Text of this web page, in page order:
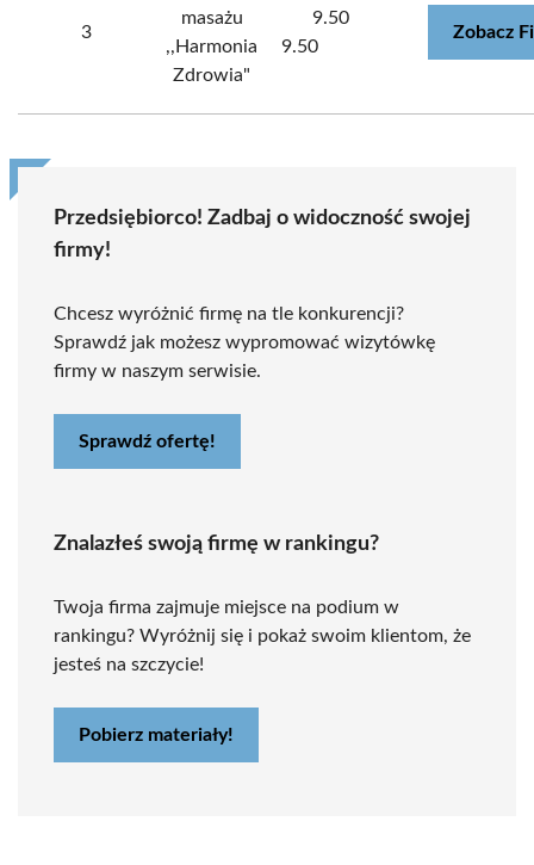
3
masażu
,,Harmonia
Zdrowia"
9.50
9.50
Zobacz
Przedsiębiorco! Zadbaj o widoczność swojej
firmy!
Chcesz wyróżnić firmę na tle konkurencji?
Sprawdź jak możesz wypromować wizytówkę
firmy w naszym serwisie.
Sprawdź ofertę!
Znalazłeś swoją firmę w rankingu?
Twoja firma zajmuje miejsce na podium w
rankingu? Wyróżnij się i pokaż swoim klientom, że
jesteś na szczycie!
Pobierz materiały!